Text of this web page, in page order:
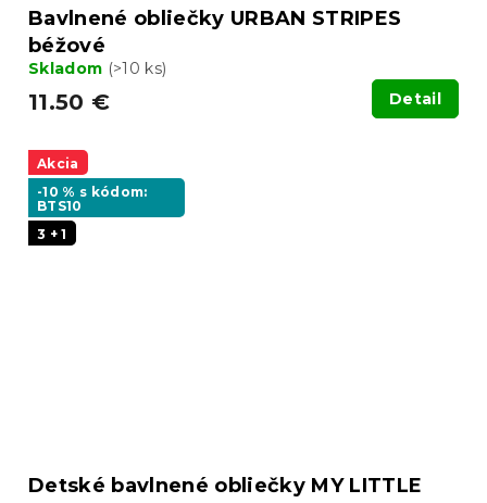
Bavlnené obliečky URBAN STRIPES
béžové
Skladom (>10 ks)
11.50 € Detail
Akcia
-10 % s kódom:
BTS10
3 + 1
Detské bavlnené obliečky MY LITTLE